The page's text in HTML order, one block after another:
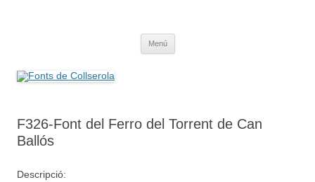
Menú
F326-Font del Ferro del Torrent de Can
Ballós
Descripció: